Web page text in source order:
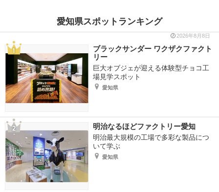
愛知県スポットランキング
2026年8月8日
ブラックサンダー ワクザクファクト
リー
巨大オブジェが迎える体験型チョコ工
場見学スポット
愛知県
明治なるほどファクトリー愛知
明治最大規模の工場で多彩な製品につ
いて学ぶ
愛知県